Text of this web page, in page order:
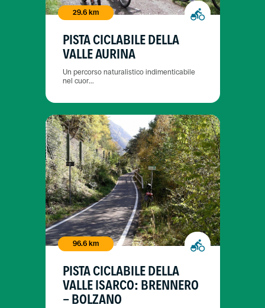
29.6 km
PISTA CICLABILE DELLA
VALLE AURINA
Un percorso naturalistico indimenticabile
nel cuor...
96.6 km
PISTA CICLABILE DELLA
VALLE ISARCO: BRENNERO
- BOLZANO